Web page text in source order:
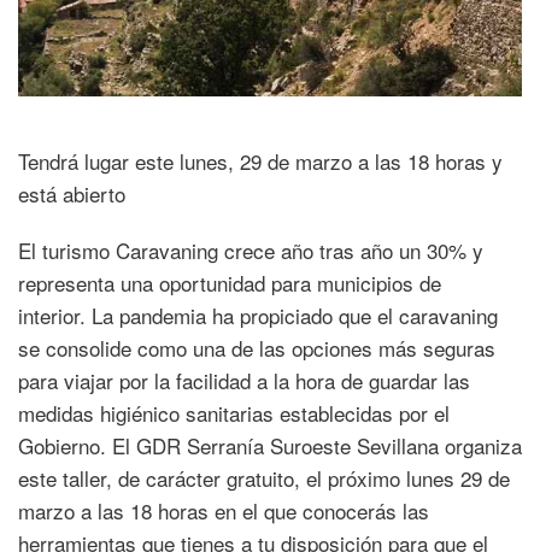
Tendrá lugar este lunes, 29 de marzo a las 18 horas y
está abierto
El turismo Caravaning crece año tras año un 30% y
representa una oportunidad para municipios de
interior. La pandemia ha propiciado que el caravaning
se consolide como una de las opciones más seguras
para viajar por la facilidad a la hora de guardar las
medidas higiénico sanitarias establecidas por el
Gobierno. El GDR Serranía Suroeste Sevillana organiza
este taller, de carácter gratuito, el próximo lunes 29 de
marzo a las 18 horas en el que conocerás las
herramientas que tienes a tu disposición para que el